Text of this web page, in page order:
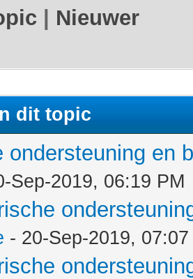
Nieuwer
dit topic
ondersteuning en
Sep-2019, 06:19 PM
- 20-Sep-2019,